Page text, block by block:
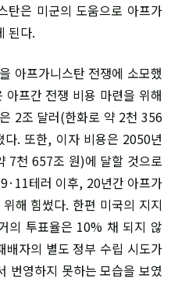
탄은 미군의 도움으로 아프가
된다.
아프가니스탄 전쟁에 소모했
프간 전쟁 비용 마련을 위해
2조 달러(한화로 약 2천 356
. 또한, 이자 비용은 2050년
7천 657조 원)에 달할 것으로
테러 이후, 20년간 아프가
해 힘썼다. 한편 미국의 지지
의 투표율은 10% 채 되지 않
자의 별도 정부 수립 시도가
번영하지 못하는 모습을 보였